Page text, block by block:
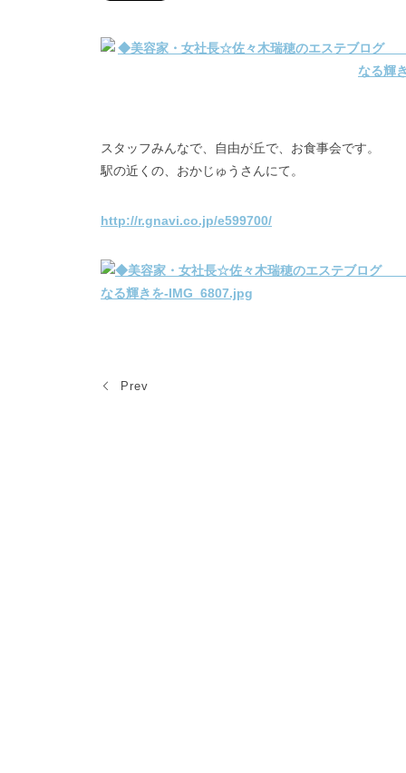
スタッフみんなで、自由が丘で、お食事会です。
駅の近くの、おかじゅうさんにて。
http://r.gnavi.co.jp/e599700/
Prev